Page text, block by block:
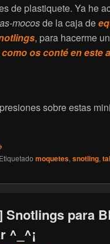
de plastiquete. Ya he
mocosde la caja de
, para hacerme
como os conté en este
sobre estas
Carrillo no-tan-
Etiquetado moquetes, snotling,
Snotlings para
^_^¡